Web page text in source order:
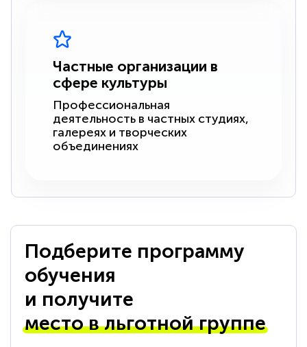
Частные организации в
сфере культуры
Профессиональная
деятельность в частных студиях,
галереях и творческих
объединениях
Подберите программу
обучения
и получите
место в льготной группе